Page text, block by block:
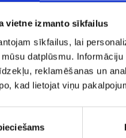
vietne izmanto sīkfailus
sīkfailus, lai
datplūsmu.
reklamēšanas un
kad lietojat viņu
Google
mārketinga
reklāmdevējus,
studentiem,
servisa digitālā
un
2 mlj. EUR